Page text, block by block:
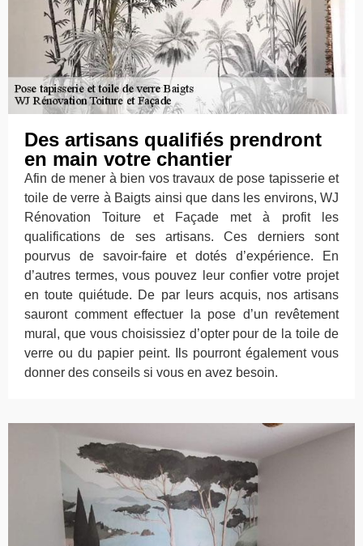
Des artisans qualifiés prendront
en main votre chantier
Afin de mener à bien vos travaux de pose tapisserie et
toile de verre à Baigts ainsi que dans les environs, WJ
Rénovation Toiture et Façade met à profit les
qualifications de ses artisans. Ces derniers sont
pourvus de savoir-faire et dotés d’expérience. En
d’autres termes, vous pouvez leur confier votre projet
en toute quiétude. De par leurs acquis, nos artisans
sauront comment effectuer la pose d’un revêtement
mural, que vous choisissiez d’opter pour de la toile de
verre ou du papier peint. Ils pourront également vous
donner des conseils si vous en avez besoin.